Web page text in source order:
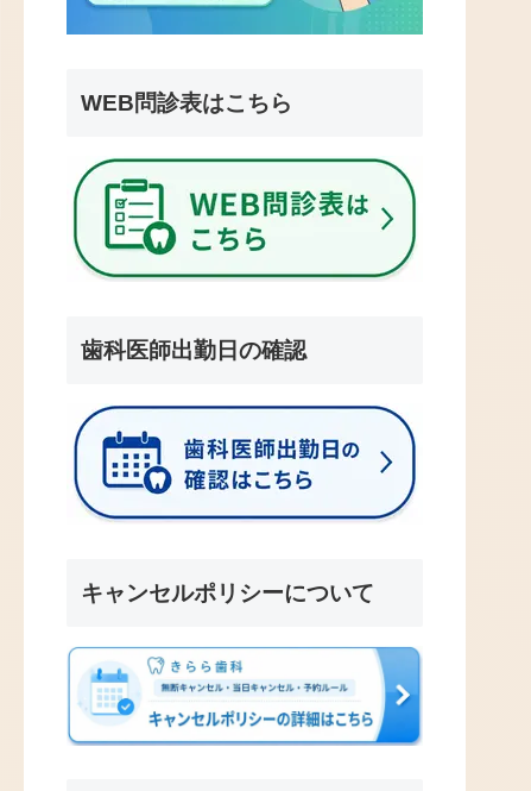
WEB問診表はこちら
歯科医師出勤日の確認
キャンセルポリシーについて